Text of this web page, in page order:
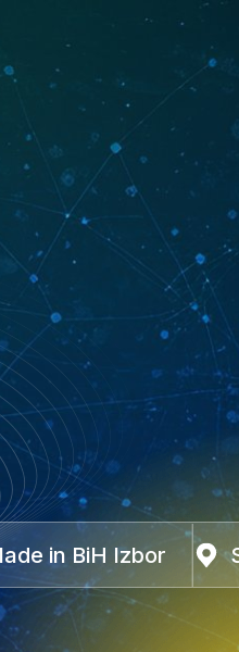
in BiH Izbor